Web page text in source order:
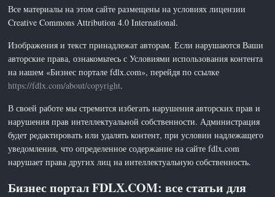
Все материалы на этом сайте размещены на условиях лицензии
Creative Commons Attribution 4.0 International.
Изображения и текст принадлежат авторам. Если нарушаются Ваши
авторские права, ознакомьтесь с Условиями использования контента
на нашем «Бизнес портале fdlx.com», перейдя по ссылке
https://fdlx.com/about/copyright.
В своей работе мы стремится избегать нарушения авторских прав и
нарушения прав интеллектуальной собственности. Администрация
будет редактировать или удалять контент, при условии надлежащего
уведомления, что определенное содержание на сайте fdlx.com
нарушает права других лиц на интеллектуальную собственность.
Бизнес портал FDLX.COM: все статьи для